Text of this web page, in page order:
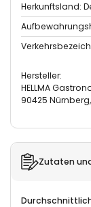
Herkunftsland:
Hersteller:
HELLMA
90425
Zutaten